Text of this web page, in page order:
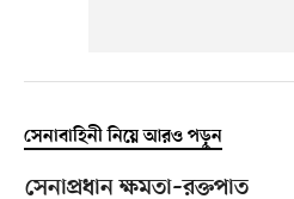
সেনাবাহিনী নিয়ে আরও পড়ুন
সেনাপ্রধান ক্ষমতা–রক্তপাত